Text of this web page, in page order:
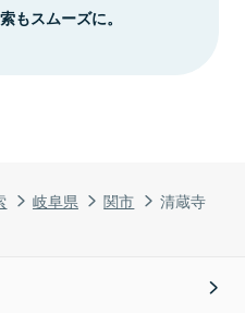
岐阜県 関市 清蔵寺
もスムーズに。